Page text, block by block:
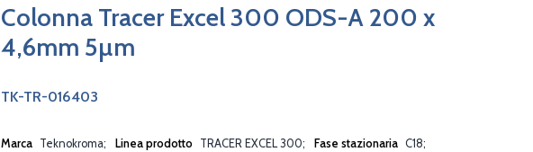
Colonna Tracer Excel 300 ODS-A 200 x
4,6mm 5µm
TK-TR-016403
Marca Teknokroma Linea prodotto TRACER EXCEL 300 Fase stazionaria C18